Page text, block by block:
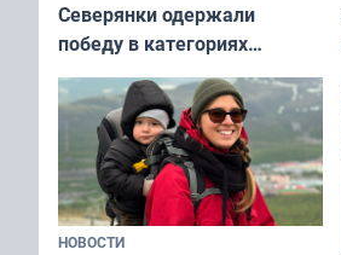
Северянки одержали
победу в категориях
всероссийского конкурса
«Мисс и Миссис Великая
Русь»
НОВОСТИ